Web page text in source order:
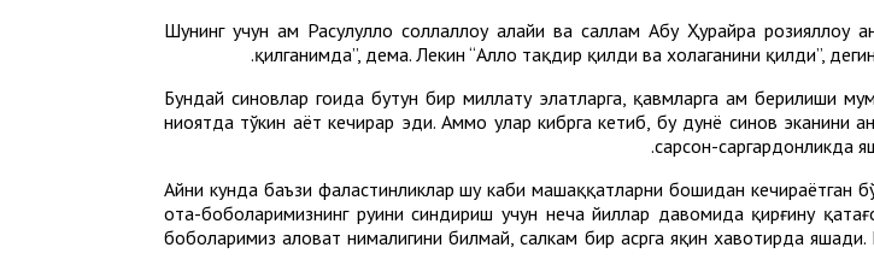
Шунинг учун ҳам Расулуллоҳ соллаллоҳу алайҳи ва саллам Абу Ҳурайра
қилганимда”, дема. Лекин “Аллоҳ тақдир қилди ва хоҳлаганини қилди”,
Бундай синовлар гоҳида бутун бир миллату элатларга, қавмларга ҳам
ниҳоятда тўкин ҳаёт кечирар эди. Аммо улар кибрга кетиб, бу дунё синов
сарсон-саргардонликда
Айни кунда баъзи фаластинликлар шу каби машаққатларни бошидан кечираётган
ота-боболаримизнинг руҳини синдириш учун неча йиллар давомида қирғину
боболаримиз ҳаловат нималигини билмай, салкам бир асрга яқин хавотирда